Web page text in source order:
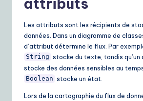
Les attributs sont les récipients de
données. Dans un diagramme de
d’attribut détermine le flux. Par
String stocke du texte, tandis
stocke des données sensibles au
Boolean stocke un état.
Lors de la cartographie du flux de